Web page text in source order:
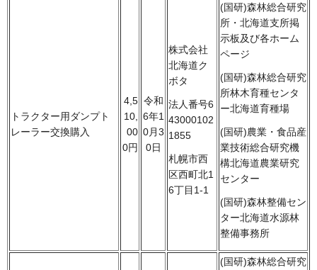
トラクター用ダンプト
レーラー交換購入
4,5
10,
00
0円
令和
6年1
0月3
0日
株式会社
北海道ク
ボタ
法人番号6
43000102
1855
札幌市西
区西町北1
6丁目1-1
(国研)森林総合研究
所・北海道支所掲
示板及び各ホーム
ページ
(国研)森林総合研究
所林木育種センタ
ー北海道育種場
(国研)農業・食品産
業技術総合研究機
構北海道農業研究
センター
(国研)森林整備セン
ター北海道水源林
整備事務所
(国研)森林総合研究